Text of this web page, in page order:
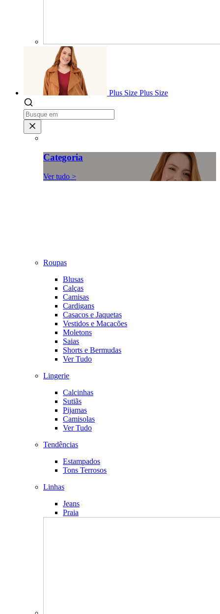
Plus Size Plus Size
Categoria
Ver tudo >
Roupas
Blusas
Calças
Camisas
Cardigans
Casacos e Jaquetas
Vestidos e Macacões
Moletons
Saias
Shorts e Bermudas
Ver Tudo
Lingerie
Calcinhas
Sutiãs
Pijamas
Camisolas
Ver Tudo
Tendências
Estampados
Tons Terrosos
Linhas
Jeans
Praia